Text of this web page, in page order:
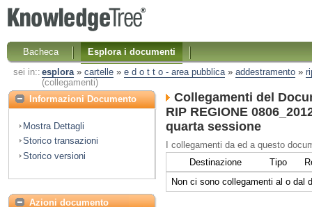
Bacheca
Esplora i documenti
sei in:: esplora» cartelle» e d o t t o - area pubblica» addestramento»
(collegamenti)
Informazioni Documento
Mostra Dettagli
Storico transazioni
Storico versioni
Azioni documento
Collegamenti del
RIP REGIONE
quarta sessione
I collegamenti da ed a questo
Destinazione
Tipo
Non ci sono collegamenti al o dal